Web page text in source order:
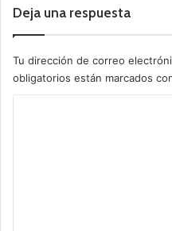
Deja una respuesta
Tu dirección de correo
obligatorios están marcados